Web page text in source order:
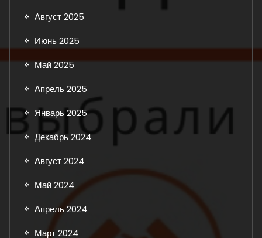
Август 2025
Июнь 2025
Май 2025
Апрель 2025
Январь 2025
Декабрь 2024
Август 2024
Май 2024
Апрель 2024
Март 2024